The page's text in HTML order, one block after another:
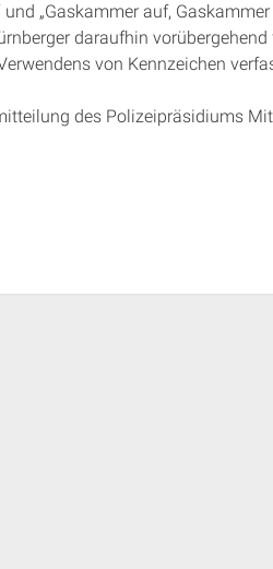
und „Gaskammer auf,
daraufhin
von Kennzeichen
des Polizeipräsidiums